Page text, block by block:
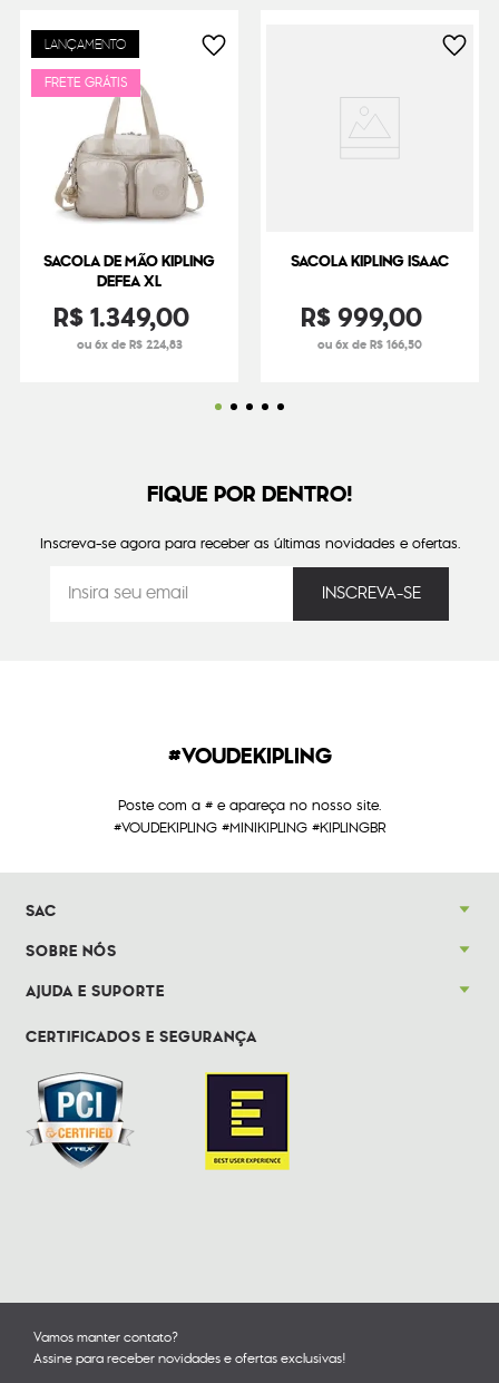
LANÇAMENTO
FRETE GRÁTIS
SACOLA DE MÃO KIPLING
DEFEA XL
R$1.349,00
ou 6x de R$ 224,83
SACOLA KIPLING ISAAC
R$999,00
ou 6x de R$ 166,50
FIQUE POR DENTRO!
Inscreva-se agora para receber as últimas novidades e ofertas.
#VOUDEKIPLING
Poste com a # e apareça no nosso site.
#VOUDEKIPLING #MINIKIPLING #KIPLINGBR
SAC
SOBRE NÓS
AJUDA E SUPORTE
CERTIFICADOS E SEGURANÇA
Vamos manter contato?
Assine para receber novidades e ofertas exclusivas!